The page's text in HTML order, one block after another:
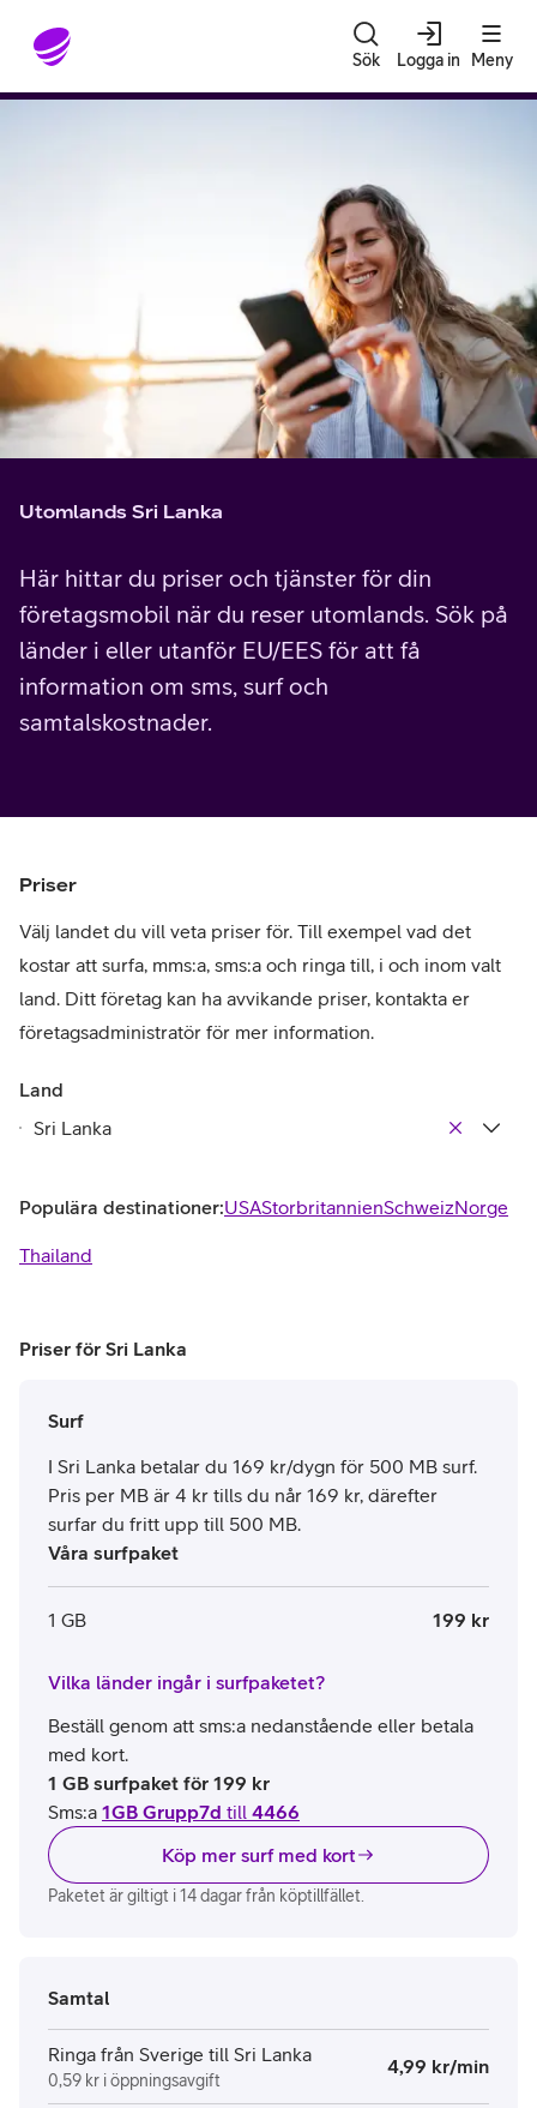
Gå till sidans innehåll
Sök Logga in Meny
Utomlands Sri Lanka
Här hittar du priser och tjänster för din
företagsmobil när du reser utomlands. Sök på
länder i eller utanför EU/EES för att få
information om sms, surf och
samtalskostnader.
Priser
Välj landet du vill veta priser för. Till exempel vad det
kostar att surfa, mms:a, sms:a och ringa till, i och inom valt
land. Ditt företag kan ha avvikande priser, kontakta er
företagsadministratör för mer information.
Land
Populära destinationer:USAStorbritannienSchweizNorge
Thailand
Priser för Sri Lanka
Surf
I Sri Lanka betalar du 169 kr/dygn för 500 MB surf.
Pris per MB är 4 kr tills du når 169 kr, därefter
surfar du fritt upp till 500 MB.
Våra surfpaket
1 GB 199 kr
Vilka länder ingår i surfpaketet?
Beställ genom att sms:a nedanstående eller betala
med kort.
1 GB surfpaket för 199 kr
Sms:a 1GB Grupp7d till 4466
Köp mer surf med kort
Paketet är giltigt i 14 dagar från köptillfället.
Samtal
Ringa från Sverige till Sri Lanka
0,59 kr i öppningsavgift
4,99 kr/min